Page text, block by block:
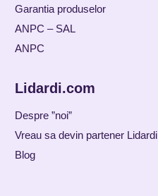
Garantia produselor
ANPC – SAL
ANPC
Lidardi.com
Despre ”noi”
Vreau sa devin partener Lidardi
Blog